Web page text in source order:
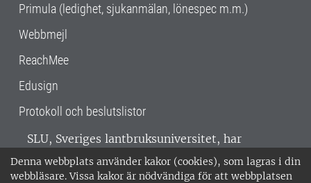
Denna webbplats använder kakor (cookies), som lagras i din
webbläsare. Vissa kakor är nödvändiga för att webbplatsen
Primula (ledighet, sjukanmälan, lönespec m.m.)
Webbmejl
ReachMee
Edusign
Protokoll och beslutslistor
SLU, Sveriges lantbruksuniversitet, har
verksamhet över hela Sverige. Huvudorter är
Alnarp, Uppsala och Umeå.SLU är